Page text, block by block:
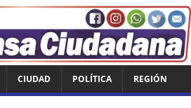
CIUDAD POLÍTICA REGIÓN